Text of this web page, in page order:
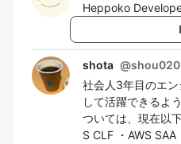
Heppoko
shota @
社会人3年目のエ
して活躍できるよ
ついては、現在以
S CLF ・AWS SAA